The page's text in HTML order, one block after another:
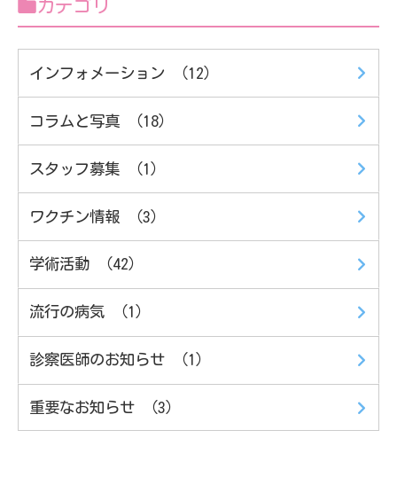
カテゴリ
インフォメーション （12）
コラムと写真 （18）
スタッフ募集 （1）
ワクチン情報 （3）
学術活動 （42）
流行の病気 （1）
診察医師のお知らせ （1）
重要なお知らせ （3）